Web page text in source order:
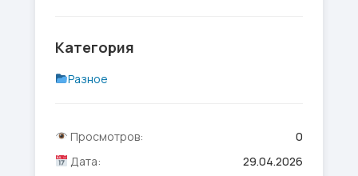
Категория
Разное
Просмотров:
0
Дата:
29.04.2026